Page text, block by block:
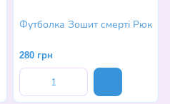
Футболка Зошит смерті Рюк
280 грн